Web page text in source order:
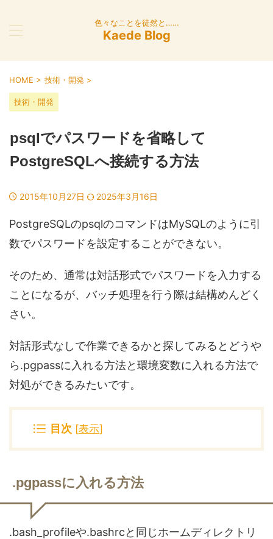
色々なことを徒然と……
Kaede Blog
HOME > 技術・開発 >
技術・開発
psqlでパスワードを省略して
PostgreSQLへ接続する方法
2015年10月27日 2025年3月16日
PostgreSQLのpsqlのコマンドはMySQLのように引
数でパスワードを設定することができない。
そのため、通常は対話形式でパスワードを入力する
ことになるが、バッチ処理を行う際は結構めんどく
さい。
対話形式なしで作業できるかと探してみるとどうや
ら.pgpassに入れる方法と環境変数に入れる方法で
対処ができるみたいです。
目次 [表示]
.pgpassに入れる方法
.bash_profileや.bashrcと同じホームディレクトリ